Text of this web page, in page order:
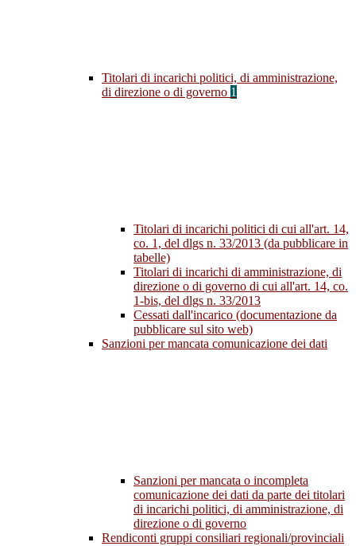
Titolari di incarichi politici, di amministrazione,
di direzione o di governo 1
Titolari di incarichi politici di cui all'art. 14,
co. 1, del dlgs n. 33/2013 (da pubblicare in
tabelle)
Titolari di incarichi di amministrazione, di
direzione o di governo di cui all'art. 14, co.
1-bis, del dlgs n. 33/2013
Cessati dall'incarico (documentazione da
pubblicare sul sito web)
Sanzioni per mancata comunicazione dei dati
Sanzioni per mancata o incompleta
comunicazione dei dati da parte dei titolari
di incarichi politici, di amministrazione, di
direzione o di governo
Rendiconti gruppi consiliari regionali/provinciali